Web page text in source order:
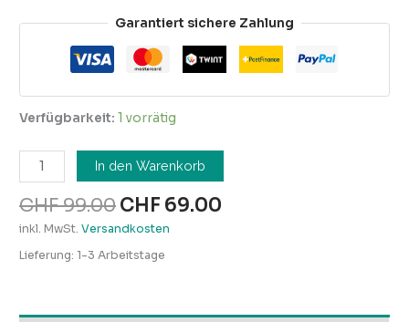
Garantiert sichere Zahlung
Verfügbarkeit: 1 vorrätig
In den Warenkorb
CHF99.00CHF 69.00
inkl. MwSt. Versandkosten
Lieferung:1-3 Arbeitstage